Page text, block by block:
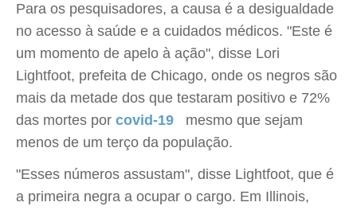
Para os pesquisadores, a causa é a desigualdade
no acesso à saúde e a cuidados médicos. "Este é
um momento de apelo à ação", disse Lori
Lightfoot, prefeita de Chicago, onde os negros são
mais da metade dos que testaram positivo e 72%
das mortes por covid-19  mesmo que sejam
menos de um terço da população.
"Esses números assustam", disse Lightfoot, que é
a primeira negra a ocupar o cargo. Em Illinois,